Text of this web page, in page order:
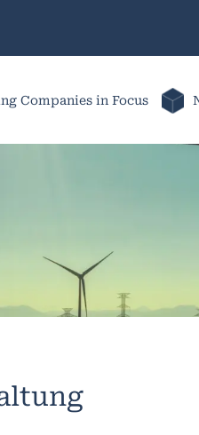
Companies in Focus